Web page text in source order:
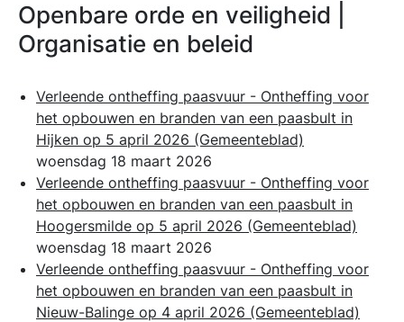
Openbare orde en veiligheid |
Organisatie en beleid
Verleende ontheffing paasvuur - Ontheffing voor
het opbouwen en branden van een paasbult in
Hijken op 5 april 2026 (Gemeenteblad)
woensdag 18 maart 2026
Verleende ontheffing paasvuur - Ontheffing voor
het opbouwen en branden van een paasbult in
Hoogersmilde op 5 april 2026 (Gemeenteblad)
woensdag 18 maart 2026
Verleende ontheffing paasvuur - Ontheffing voor
het opbouwen en branden van een paasbult in
Nieuw-Balinge op 4 april 2026 (Gemeenteblad)